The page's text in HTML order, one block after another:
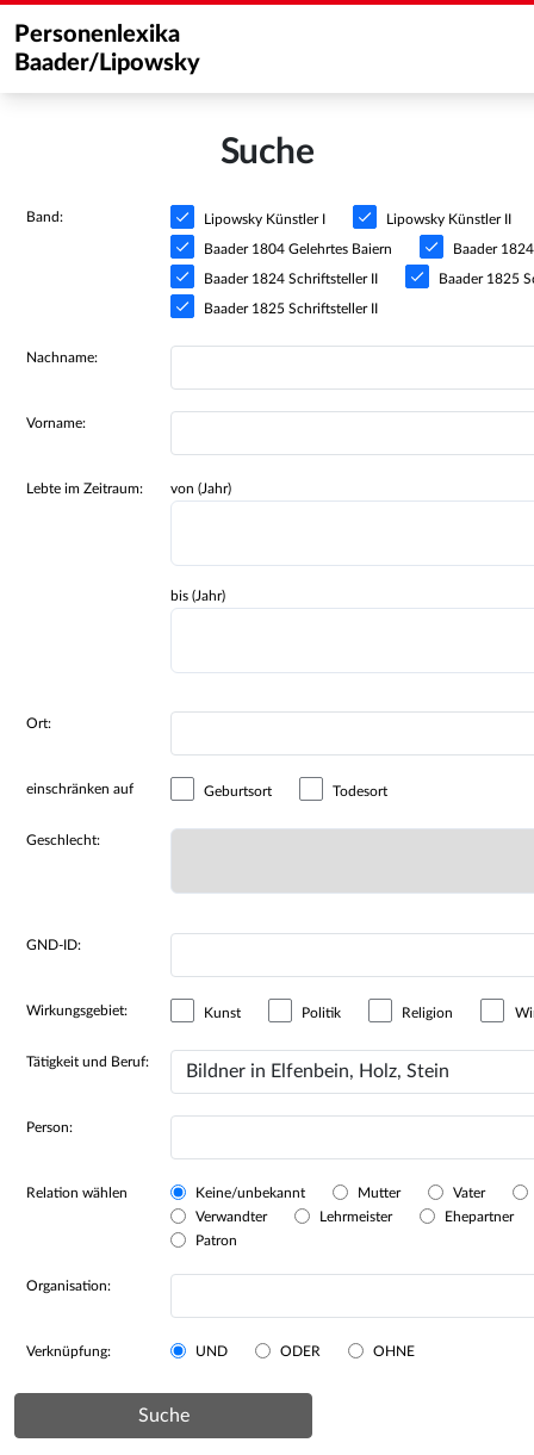
Personenlexika
Baader/Lipowsky
Suche
Band: Lipowsky Künstler I Lipowsky Künstler II
Baader 1804 Gelehrtes Baiern Baader
Baader 1824 Schriftsteller II Baader 1825
Baader 1825 Schriftsteller II
Nachname:
Vorname:
Lebte im Zeitraum: von (Jahr)
bis (Jahr)
Ort:
einschränken auf Geburtsort Todesort
Geschlecht:
GND-ID:
Wirkungsgebiet: Kunst Politik Religion
Tätigkeit und Beruf:
Person:
Relation wählen Keine/unbekannt Mutter
Vater
Verwandter
Lehrmeister
Ehepartner
Patron
Organisation:
Verknüpfung: UND ODER OHNE
Suche